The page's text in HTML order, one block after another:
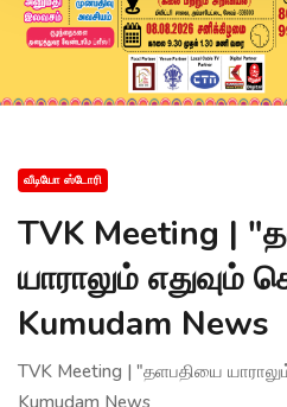
வீடியோ ஸ்டோரி
TVK Meeting |
யாராலும் எதுவும்
Kumudam News
TVK Meeting | "தளபதியை
Kumudam News